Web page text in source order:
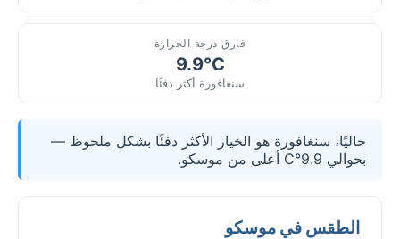
فارق درجة الحرارة
9.9°C
سنغافورة أكثر دفئًا
حاليًا، سنغافورة هو الخيار الأكثر دفئًا بشكل ملحوظ —
بحوالي 9.9°C أعلى من موسكو.
الطقس في موسكو